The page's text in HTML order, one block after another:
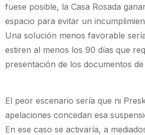
fuese posible, la Casa Rosada
espacio para evitar un
Una solución menos favorable
estiren al menos los 90 días que
presentación de los documentos
El peor escenario sería que ni
apelaciones concedan esa
En ese caso se activaría, a